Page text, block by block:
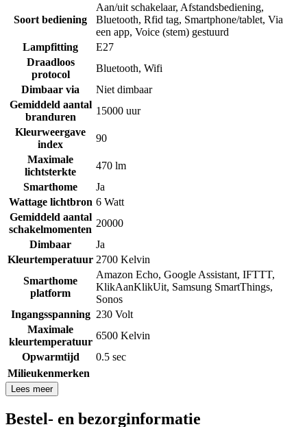
Soort bediening
Aan/uit schakelaar, Afstandsbediening,
Bluetooth, Rfid tag, Smartphone/tablet, Via
een app, Voice (stem) gestuurd
Lampfitting
E27
Draadloos
protocol
Bluetooth, Wifi
Dimbaar via
Niet dimbaar
Gemiddeld aantal
branduren
15000 uur
Kleurweergave
index
90
Maximale
lichtsterkte
470 lm
Smarthome
Ja
Wattage lichtbron 6 Watt
Gemiddeld aantal
schakelmomenten
20000
Dimbaar
Ja
Kleurtemperatuur 2700 Kelvin
Smarthome
platform
Amazon Echo, Google Assistant, IFTTT,
KlikAanKlikUit, Samsung SmartThings,
Sonos
Ingangsspanning 230 Volt
Maximale
kleurtemperatuur
6500 Kelvin
Opwarmtijd
0.5 sec
Milieukenmerken
Lees meer
Bestel- en bezorginformatie